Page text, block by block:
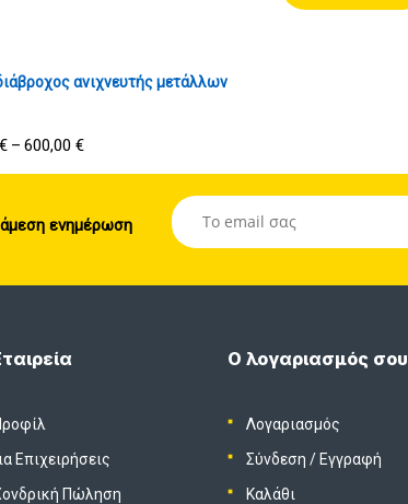
ανιχνευτής μετάλλων
€ – 600,00 €
άμεση ενημέρωση
Επιχειρήσεις
Πώληση
Ο λογαριασμός σου
Λογαριασμός
Σύνδεση / Εγγραφή
Καλάθι